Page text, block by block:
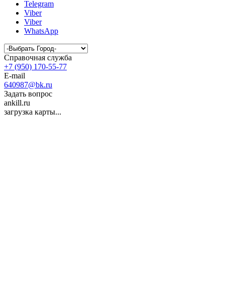
Telegram
Viber
Viber
WhatsApp
Справочная служба
+7 (950) 170-55-77
E-mail
640987@bk.ru
Задать вопрос
ankill.ru
загрузка карты...